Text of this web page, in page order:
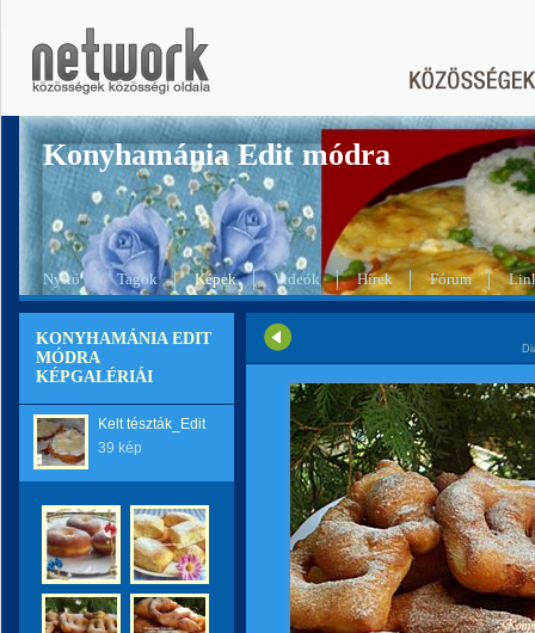
Konyhamánia Edit módra
Nyitó Tagok Képek Videók Hírek Fórum
KONYHAMÁNIA EDIT
MÓDRA
KÉPGALÉRIÁI
Kelt tészták_Edit
39 kép